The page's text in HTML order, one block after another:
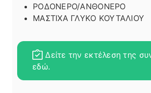
ΡΟΔΟΝΕΡΟ/ΑΝΘΟΝΕΡΟ
ΜΑΣΤΙΧΑ ΓΛΥΚΟ ΚΟΥΤΑΛΙΟΥ
Δείτε την εκτέλεση της
εδώ.